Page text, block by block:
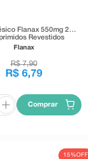
Flanax 550mg 2
Revestidos
Flanax
R$ 7,90
R$ 6,79
Comprar
15%OFF